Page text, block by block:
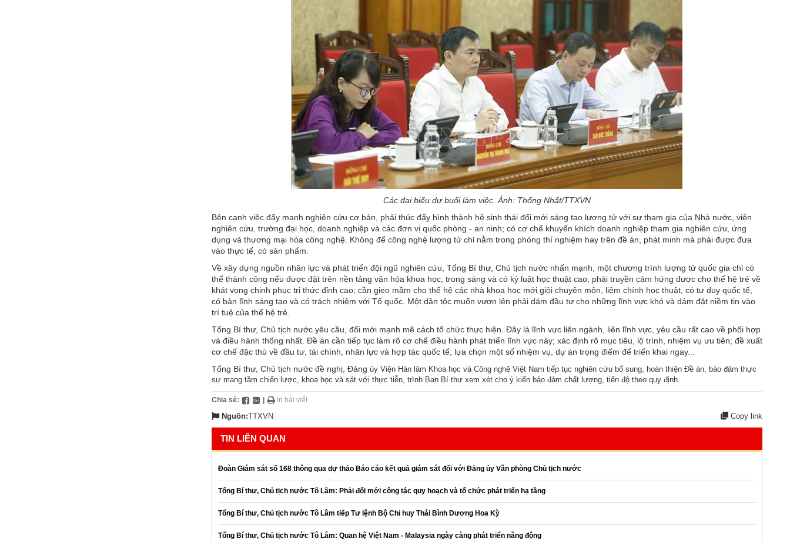
Các đại biểu dự buổi làm việc. Ảnh: Thống Nhất/TTXVN
Bên cạnh việc đẩy mạnh nghiên cứu cơ bản, phải thúc đẩy hình thành hệ sinh thái đổi mới sáng tạo lượng tử với sự tham gia của Nhà nước, viện
nghiên cứu, trường đại học, doanh nghiệp và các đơn vị quốc phòng - an ninh; có cơ chế khuyến khích doanh nghiệp tham gia nghiên cứu, ứng
dụng và thương mại hóa công nghệ. Không để công nghệ lượng tử chỉ nằm trong phòng thí nghiệm hay trên đề án, phát minh mà phải được đưa
vào thực tế, có sản phẩm.
Về xây dựng nguồn nhân lực và phát triển đội ngũ nghiên cứu, Tổng Bí thư, Chủ tịch nước nhấn mạnh, một chương trình lượng tử quốc gia chỉ có
thể thành công nếu được đặt trên nền tảng văn hóa khoa học, trong sáng và có kỷ luật học thuật cao; phải truyền cảm hứng được cho thế hệ trẻ về
khát vọng chinh phục tri thức đỉnh cao; cần gieo mầm cho thế hệ các nhà khoa học mới giỏi chuyên môn, liêm chính học thuật, có tư duy quốc tế,
có bản lĩnh sáng tạo và có trách nhiệm với Tổ quốc. Một dân tộc muốn vươn lên phải dám đầu tư cho những lĩnh vực khó và dám đặt niềm tin vào
trí tuệ của thế hệ trẻ.
Tổng Bí thư, Chủ tịch nước yêu cầu, đổi mới mạnh mẽ cách tổ chức thực hiện. Đây là lĩnh vực liên ngành, liên lĩnh vực, yêu cầu rất cao về phối hợp
và điều hành thống nhất. Đề án cần tiếp tục làm rõ cơ chế điều hành phát triển lĩnh vực này; xác định rõ mục tiêu, lộ trình, nhiệm vụ ưu tiên; đề xuất
cơ chế đặc thù về đầu tư, tài chính, nhân lực và hợp tác quốc tế; lựa chọn một số nhiệm vụ, dự án trọng điểm để triển khai ngay...
Tổng Bí thư, Chủ tịch nước đề nghị, Đảng ủy Viện Hàn lâm Khoa học và Công nghệ Việt Nam tiếp tục nghiên cứu bổ sung, hoàn thiện Đề án, bảo đảm thực
sự mang tầm chiến lược, khoa học và sát với thực tiễn, trình Ban Bí thư xem xét cho ý kiến bảo đảm chất lượng, tiến độ theo quy định.
Chia sẻ: In bài viết
Nguồn:TTXVN Copy link
TIN LIÊN QUAN
Đoàn Giám sát số 168 thông qua dự thảo Báo cáo kết quả giám sát đối với Đảng ủy Văn phòng Chủ tịch nước
Tổng Bí thư, Chủ tịch nước Tô Lâm: Phải đổi mới công tác quy hoạch và tổ chức phát triển hạ tầng
Tổng Bí thư, Chủ tịch nước Tô Lâm tiếp Tư lệnh Bộ Chỉ huy Thái Bình Dương Hoa Kỳ
Tổng Bí thư, Chủ tịch nước Tô Lâm: Quan hệ Việt Nam - Malaysia ngày càng phát triển năng động